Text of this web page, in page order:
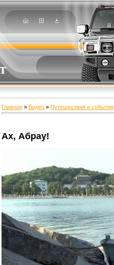
Главная » Видео » Путешествия и события
Ах, Абрау!